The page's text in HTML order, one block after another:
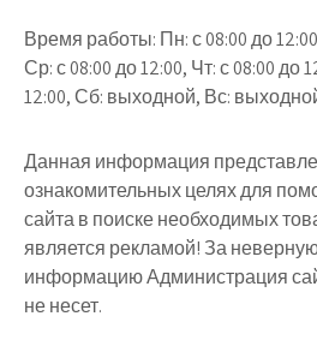
Время работы: Пн: с 08:00 до
Ср: с 08:00 до 12:00, Чт: с 08:00 до
12:00, Сб: выходной, Вс:
Данная информация
ознакомительных целях для
сайта в поиске необходимых
является рекламой! За
информацию Администрация
не несет.